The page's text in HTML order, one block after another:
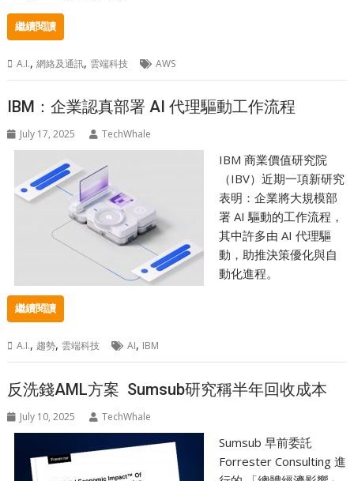
繼續閱讀
A.I.,網絡及通訊, 雲端科技 AWS
IBM：企業認真部署 AI 代理驅動工作流程
July 17, 2025 TechWhale
IBM 商業價值研究院
（IBV）近期一項新研究
表明：企業將大規模部
署 AI 驅動的工作流程，
其中許多由 AI 代理驅
動，助推決策優化與自
動化進程。
繼續閱讀
A.I., 趨勢, 雲端科技 AI, IBM
反洗錢AML方案 Sumsub研究稱半年回收成本
July 10, 2025 TechWhale
Sumsub 早前委託
Forrester Consulting 進